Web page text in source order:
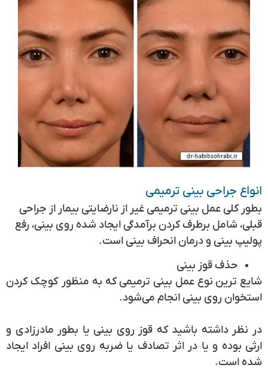
انواع جراحی بینی ترمیمی
بطور کلی عمل بینی ترمیمی غیر از نارضایتی بیمار از جراحی
قبلی، شامل برطرف کردن برآمدگی ایجاد شده روی بینی، رفع
پولیپ بینی و درمان انحراف بینی است.
حذف قوز بینی
شایع ترین نوع عمل بینی ترمیمی که به منظور کوچک کردن
استخوان روی بینی انجام می‌شود.
در نظر داشته باشید که قوز روی بینی یا بطور مادرزادی و
ارثی بوده و یا در اثر تصادف یا ضربه روی بینی افراد ایجاد
شده است.